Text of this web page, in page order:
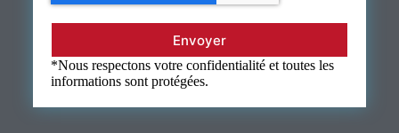
Envoyer
*Nous respectons votre confidentialité et toutes les
informations sont protégées.